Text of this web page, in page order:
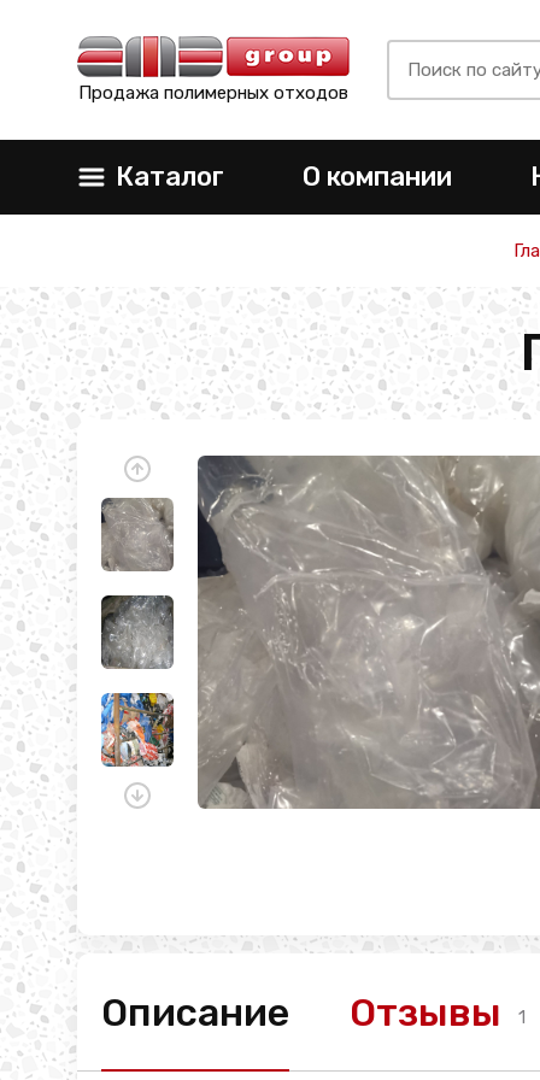
Продажа полимерных отходов
Каталог О компании
Описание Отзывы 1